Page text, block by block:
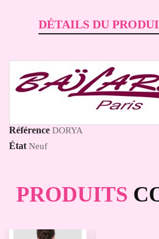
DÉTAILS DU
Référence DORYA
État Neuf
PRODUITS